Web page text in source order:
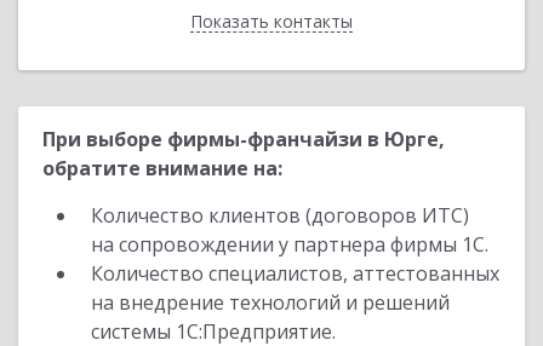
Показать контакты
Назад
При выборе фирмы-франчайзи в Юрге,
обратите внимание на:
Количество клиентов (договоров ИТС)
на сопровождении у партнера фирмы 1С.
Количество специалистов, аттестованных
на внедрение технологий и решений
системы 1С:Предприятие.